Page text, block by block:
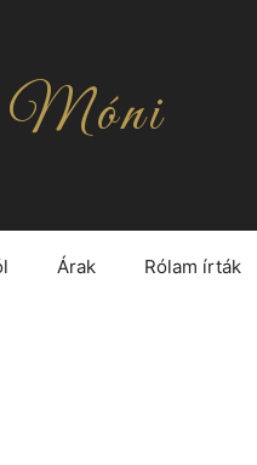
Árak Rólam írták